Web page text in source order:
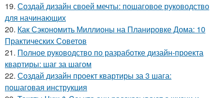
19. Создай дизайн своей мечты: пошаговое руководство
для начинающих
20. Как Сэкономить Миллионы на Планировке Дома: 10
Практических Советов
21. Полное руководство по разработке дизайн-проекта
квартиры: шаг за шагом
22. Создай дизайн проект квартиры за 3 шага:
пошаговая инструкция